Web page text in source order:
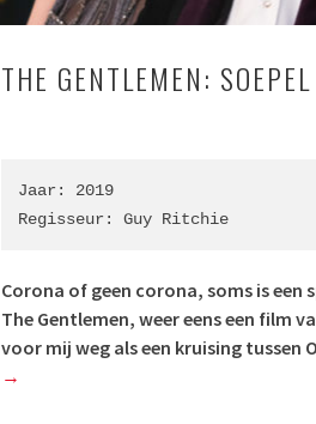
THE GENTLEMEN: SOEPEL
Jaar: 2019
Regisseur: Guy Ritchie
Corona of geen corona, soms is een
The Gentlemen, weer eens een film
voor mij weg als een kruising tussen
→